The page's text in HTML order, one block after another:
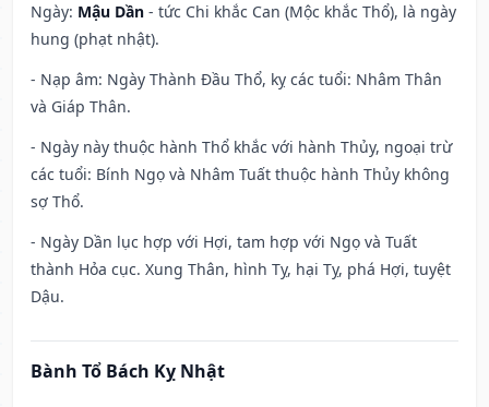
Ngày: Mậu Dần - tức Chi khắc Can (Mộc khắc Thổ), là ngày
hung (phạt nhật).
- Nạp âm: Ngày Thành Đầu Thổ, kỵ các tuổi: Nhâm Thân
và Giáp Thân.
- Ngày này thuộc hành Thổ khắc với hành Thủy, ngoại trừ
các tuổi: Bính Ngọ và Nhâm Tuất thuộc hành Thủy không
sợ Thổ.
- Ngày Dần lục hợp với Hợi, tam hợp với Ngọ và Tuất
thành Hỏa cục. Xung Thân, hình Tỵ, hại Tỵ, phá Hợi, tuyệt
Dậu.
Bành Tổ Bách Kỵ Nhật